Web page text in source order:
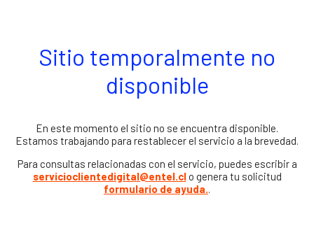
Sitio temporalmente no
disponible
En este momento el sitio no se encuentra disponible.
Estamos trabajando para restablecer el servicio a la brevedad.
Para consultas relacionadas con el servicio, puedes escribir a
servicioclientedigital@entel.clo genera tu solicitud
formulario de ayuda..